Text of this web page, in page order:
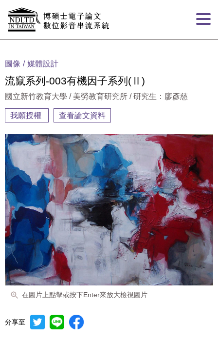
圖像 媒體設計
流竄系列-003有機因子系列(Ⅱ)
國立新竹教育大學 / 美勞教育研究所 / 研究生：廖彥慈
我願授權 查看論文資料
在圖片上點擊或按下Enter來放大檢視圖片
分享至